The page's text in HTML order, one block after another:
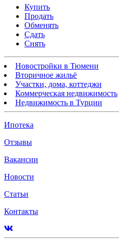
Купить
Продать
Обменять
Сдать
Снять
Новостройки в Тюмени
Вторичное жильё
Участки, дома, коттеджи
Коммерческая недвижимость
Недвижимость в Турции
Ипотека
Отзывы
Вакансии
Новости
Статьи
Контакты